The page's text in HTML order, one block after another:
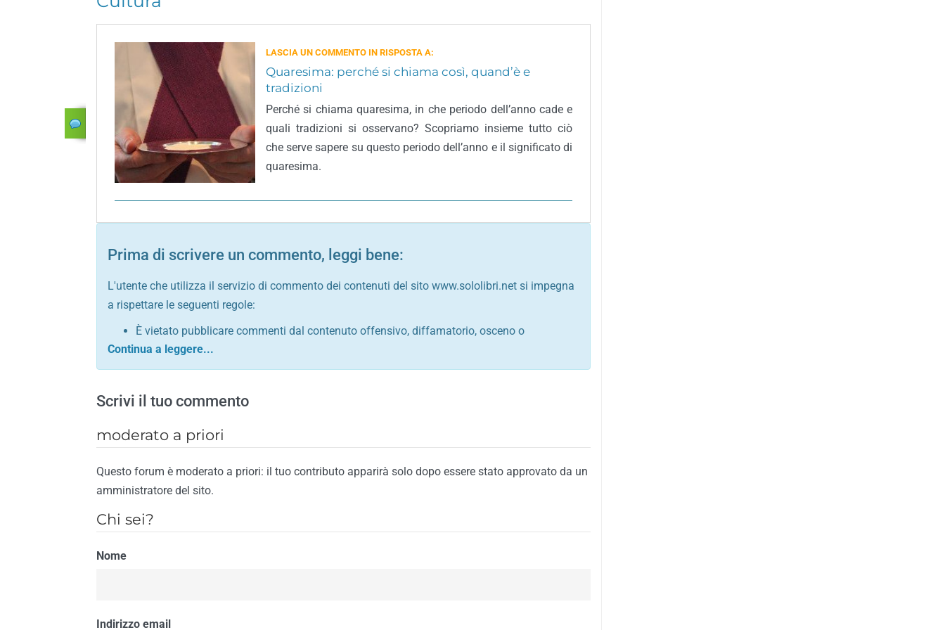
LASCIA UN COMMENTO IN RISPOSTA A:
Quaresima: perché si chiama così, quand’è e
tradizioni
Perché si chiama quaresima, in che periodo dell’anno cade e
quali tradizioni si osservano? Scopriamo insieme tutto ciò
che serve sapere su questo periodo dell’anno e il significato di
quaresima.
Prima di scrivere un commento, leggi bene:
L'utente che utilizza il servizio di commento dei contenuti del sito www.sololibri.net si impegna
a rispettare le seguenti regole:
È vietato pubblicare commenti dal contenuto offensivo, diffamatorio, osceno o
comunque contrario alle leggi dello Stato italiano e di quelle internazionali
Sono vietati commenti in tono sacrilego, sarcastico, denigratorio e sbeffeggiatorio
È vietato pubblicare commenti contrari al rispetto dell'ordine pubblico
È vietato pubblicare commenti lesivi della privacy di qualsiasi cittadino
È vietato pubblicare commenti razzisti nei confronti di qualsiasi razza, popolo, cultura,
religione
È vietato pubblicare commenti contrari al rispetto del buon costume o contenenti
È vietato pubblicare commenti inerenti propaganda politica, di partito o di fazione, che
Il riscontro della violazione anche di una sola delle regole precedenti comporterà la non
Scrivi il tuo commento
moderato a priori
Questo forum è moderato a priori: il tuo contributo apparirà solo dopo essere stato approvato da un
amministratore del sito.
Chi sei?
Nome
Indirizzo email